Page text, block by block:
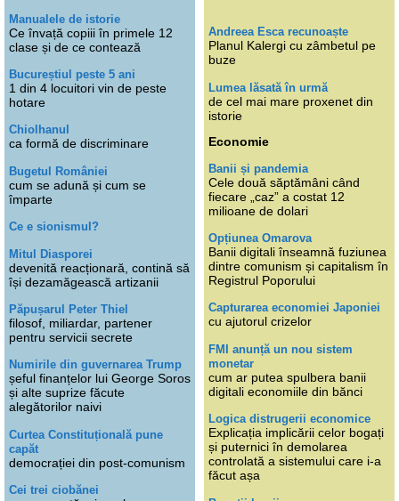
Manualele de istorie
Ce învață copiii în primele 12
clase și de ce contează
Bucureștiul peste 5 ani
1 din 4 locuitori vin de peste
hotare
Chiolhanul
ca formă de discriminare
Bugetul României
cum se adună și cum se
împarte
Ce e sionismul?
Mitul Diasporei
devenită reacționară, contină să
își dezamăgească artizanii
Păpușarul Peter Thiel
filosof, miliardar, partener
pentru servicii secrete
Numirile din guvernarea Trump
șeful finanțelor lui George Soros
și alte suprize făcute
alegătorilor naivi
Curtea Constituțională pune
capăt
democrației din post-comunism
Cei trei ciobănei
Andreea Esca recunoaște
Planul Kalergi cu zâmbetul pe
buze
Lumea lăsată în urmă
de cel mai mare proxenet din
istorie
Economie
Banii și pandemia
Cele două săptămâni când
fiecare „caz” a costat 12
milioane de dolari
Opțiunea Omarova
Banii digitali înseamnă fuziunea
dintre comunism și capitalism în
Registrul Poporului
Capturarea economiei Japoniei
cu ajutorul crizelor
FMI anunță un nou sistem
monetar
cum ar putea spulbera banii
digitali economiile din bănci
Logica distrugerii economice
Explicația implicării celor bogați
și puternici în demolarea
controlată a sistemului care i-a
făcut așa